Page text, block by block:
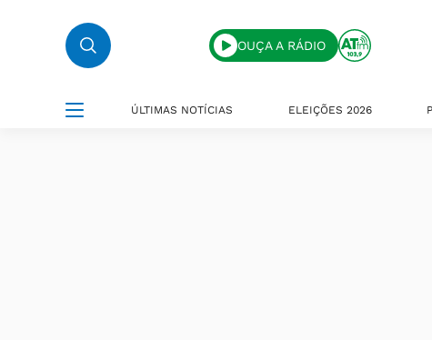
OUÇA A RÁDIO
ÚLTIMAS NOTÍCIAS ELEIÇÕES 2026